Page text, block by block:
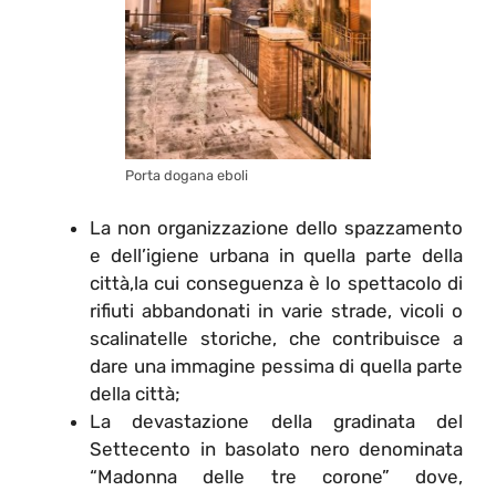
Porta dogana eboli
La non organizzazione dello spazzamento
e dell’igiene urbana in quella parte della
città,la cui conseguenza è lo spettacolo di
rifiuti abbandonati in varie strade, vicoli o
scalinatelle storiche, che contribuisce a
dare una immagine pessima di quella parte
della città;
La devastazione della gradinata del
Settecento in basolato nero denominata
“Madonna delle tre corone” dove,